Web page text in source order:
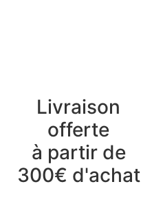
Livraison
offerte
à partir de
300€ d'achat